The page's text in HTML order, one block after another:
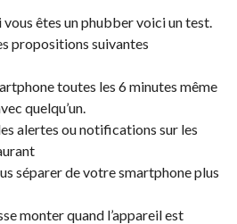
êtes un phubber voici un test.
propositions suivantes
toutes les 6 minutes même
quelqu’un.
alertes ou notifications sur les
séparer de votre smartphone plus
monter quand l’appareil est